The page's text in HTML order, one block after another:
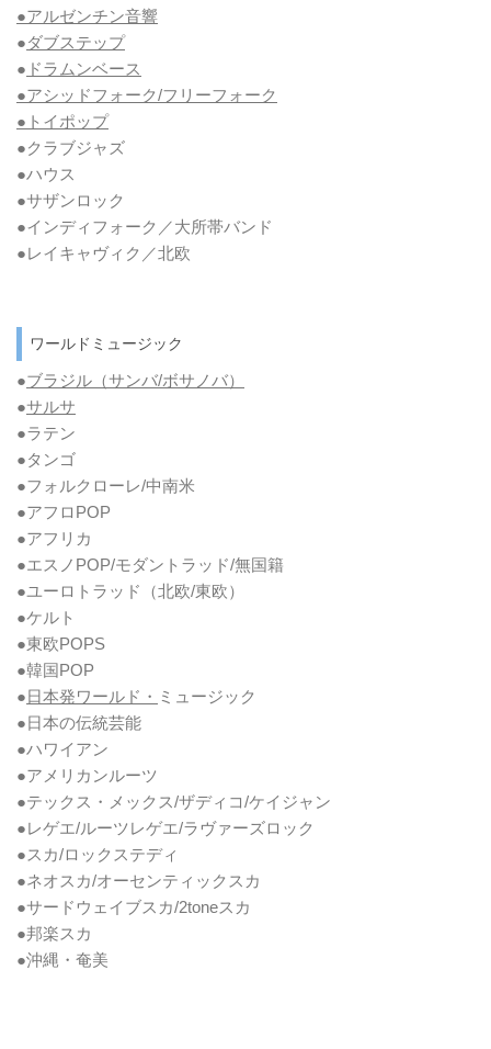
●アルゼンチン音響
●ダブステップ
● ドラムンベース
●アシッドフォーク/フリーフォーク
●トイポップ
●クラブジャズ
●ハウス
●サザンロック
●インディフォーク／大所帯バンド
●レイキャヴィク／北欧
ワールドミュージック
●ブラジル（サンバ/ボサノバ）
●サルサ
●ラテン
●タンゴ
●フォルクローレ/中南米
●アフロPOP
●アフリカ
●エスノPOP/モダントラッド/無国籍
●ユーロトラッド（北欧/東欧）
●ケルト
●東欧POPS
●韓国POP
●日本発ワールド・ ミュージック
●日本の伝統芸能
●ハワイアン
●アメリカンルーツ
●テックス・メックス/ザディコ/ケイジャン
●レゲエ/ルーツレゲエ/ラヴァーズロック
●スカ/ロックステディ
●ネオスカ/オーセンティックスカ
●サードウェイブスカ/2toneスカ
●邦楽スカ
●沖縄・奄美